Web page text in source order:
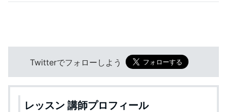
Twitterでフォローしよう
レッスン 講師プロフィール